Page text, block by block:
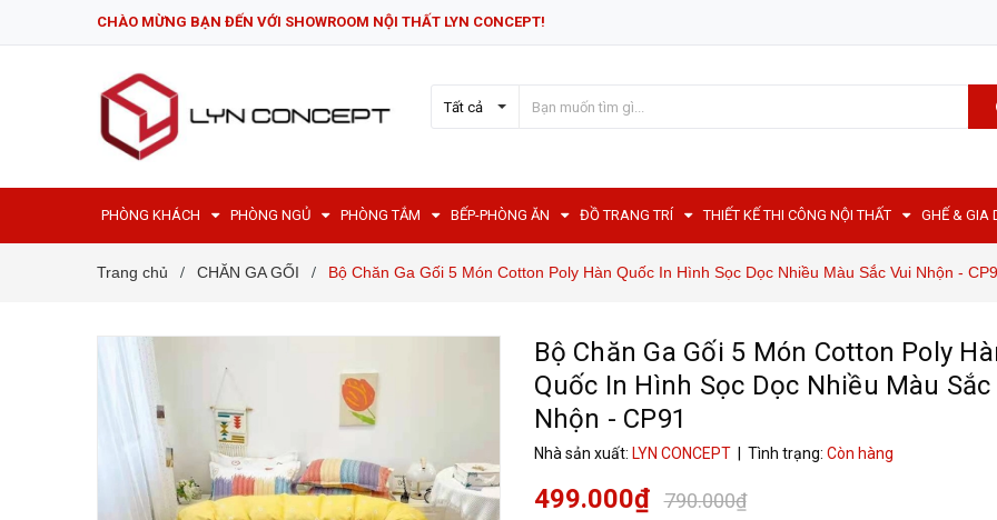
CHÀO MỪNG BẠN ĐẾN VỚI SHOWROOM NỘI THẤT LYN CONCEPT!
Tất cả
PHÒNG KHÁCH PHÒNG NGỦ PHÒNG TẮM BẾP-PHÒNG ĂN ĐỒ TRANG TRÍ THIẾT KẾ THI CÔNG NỘI THẤT GHẾ & GIA
Trang chủ / CHĂN GA GỐI / Bộ Chăn Ga Gối 5 Món Cotton Poly Hàn Quốc In Hình Sọc Dọc Nhiều Màu Sắc Vui Nhộn -
Bộ Chăn Ga Gối 5 Món Cotton Poly
Quốc In Hình Sọc Dọc Nhiều Màu Sắc
Nhộn - CP91
Nhà sản xuất: LYN CONCEPT | Tình trạng: Còn hàng
499.000₫ 790.000₫